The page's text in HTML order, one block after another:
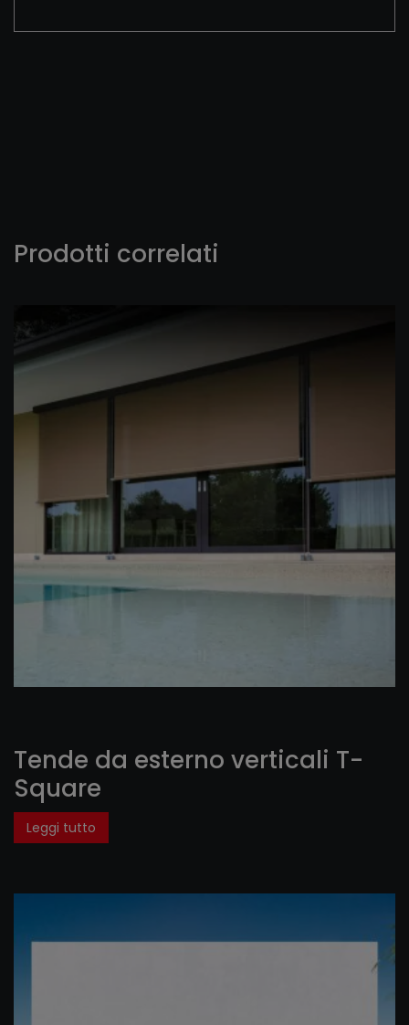
Prodotti correlati
Tende da esterno verticali T-
Square
Leggi tutto